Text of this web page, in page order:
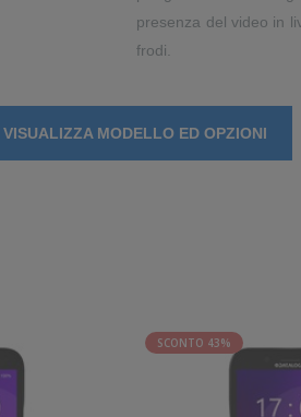
presenza del video in
frodi.
VISUALIZZA MODELLO ED OPZIONI
SCONTO 43%